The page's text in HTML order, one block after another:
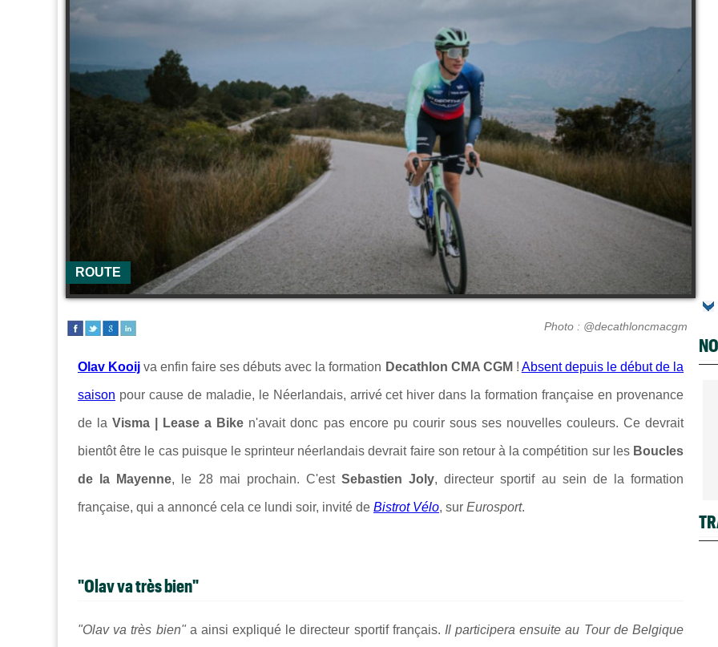
ROUTE
Photo : @decathloncmacgm
Olav Kooij va enfin faire ses débuts avec la formation Decathlon CMA CGM ! Absent depuis le début de la
saison pour cause de maladie, le Néerlandais, arrivé cet hiver dans la formation française en provenance
de laVisma | Lease a Bike n'avait donc pas encore pu courir sous ses nouvelles couleurs. Ce devrait
bientôt être le cas puisque le sprinteur néerlandais devrait faire son retour à la compétition sur les Boucles
de la Mayenne, le 28 mai prochain. C'est Sebastien Joly, directeur sportif au sein de la formation
française, qui a annoncé cela ce lundi soir, invité de Bistrot Vélo, sur Eurosport.
"Olav va très bien"
"Olav va très bien" a ainsi expliqué le directeur sportif français. Il participera ensuite au Tour de Belgique